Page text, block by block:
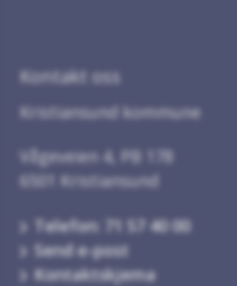
Kontakt oss
Kristiansund kommune
Vågeveien 4, PB 178
6501 Kristiansund
Telefon: 71 57 40 00
Send e-post
Kontaktskjema